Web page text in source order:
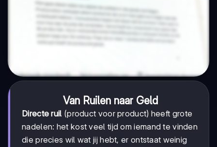
Van Ruilen naar Geld
Directe ruil (product voor product) heeft grote
nadelen: het kost veel tijd om iemand te vinden
die precies wil wat jij hebt, er ontstaat weinig